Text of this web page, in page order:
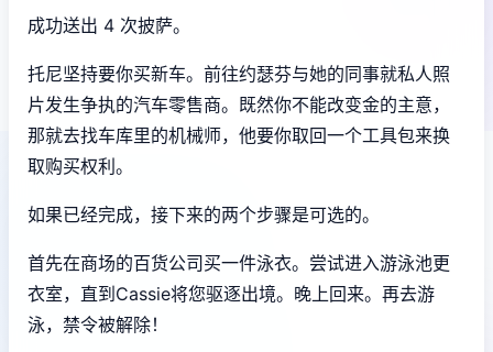
成功送出 4 次披萨。
托尼坚持要你买新车。前往约瑟芬与她的同事就私人照
片发生争执的汽车零售商。既然你不能改变金的主意，
那就去找车库里的机械师，他要你取回一个工具包来换
取购买权利。
如果已经完成，接下来的两个步骤是可选的。
首先在商场的百货公司买一件泳衣。尝试进入游泳池更
衣室，直到Cassie将您驱逐出境。晚上回来。再去游
泳，禁令被解除！